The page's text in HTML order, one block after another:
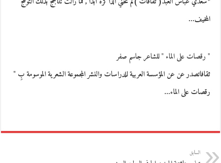
المخيف…
" رقصات على الماء " للشاعر جاسم صفر
ثقافاتصدر عن عن المؤسسة العربية للدراسات والنشر المجموعة الشعرية الموسومة بِ "
رقصات على الماء…
السابق